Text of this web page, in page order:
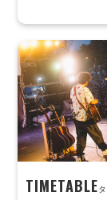
TIMETABLE